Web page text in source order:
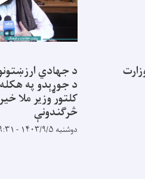
د جهادي
د جوړېدو په هکله
کلتور وزير ملا
څرګندونې
دوشنبه ۱۴۰۳/۹/۵ - ۹:۳۱